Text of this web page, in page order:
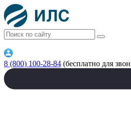
8 (800) 100-28-84 (бесплатно для